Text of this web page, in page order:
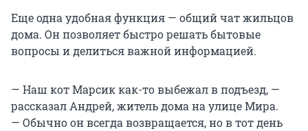
Еще одна удобная функция — общий чат жильцов
дома. Он позволяет быстро решать бытовые
вопросы и делиться важной информацией.
— Наш кот Марсик как-то выбежал в подъезд, —
рассказал Андрей, житель дома на улице Мира.
— Обычно он всегда возвращается, но в тот день